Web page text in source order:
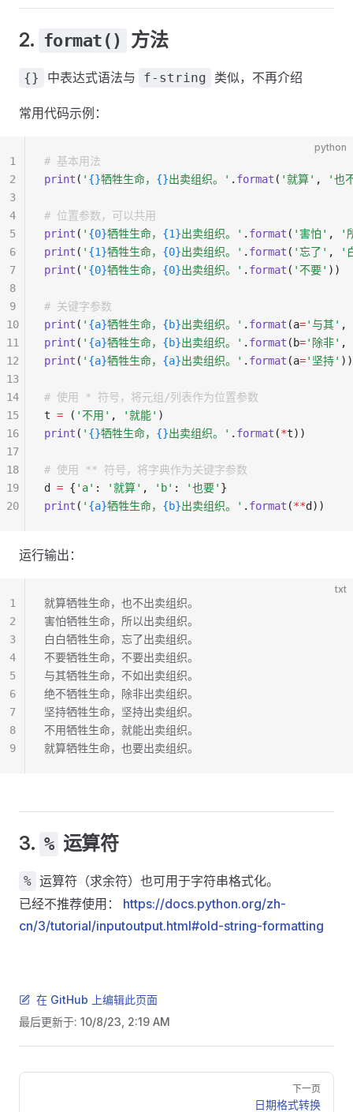
2. format() 方法
{} 中表达式语法与 f-string 类似，不再介绍
常用代码示例：
python
# 基本用法
print ( ' {}牺牲生命， {}出卖组织。' . format ( '就算' , '也
# 位置参数，可以共用
print ( ' {0}牺牲生命， {1}出卖组织。' . format ( '害怕' ,
'
print ( ' {1}牺牲生命， {0}出卖组织。' . format ( '忘了' ,
'
print ( ' {0}牺牲生命， {0}出卖组织。' . format ( '不要' ))
# 关键字参数
print ( ' {a}牺牲生命， {b}出卖组织。' . format (a='与其' ,
print ( ' {a}牺牲生命， {b}出卖组织。' . format (b='除非' ,
print ( ' {a}牺牲生命， {a}出卖组织。' . format (a='坚持' ))
# 使用 * 符号，将元组/列表作为位置参数
t = ( '不用' , '就能' )
print ( ' {}牺牲生命， {}出卖组织。' . format (*t))
# 使用 ** 符号，将字典作为关键字参数
d = { 'a' : '就算' , 'b' : '也要' }
print ( ' {a}牺牲生命， {b}出卖组织。' . format (**d))
1
2
3
4
5
6
7
8
9
10
11
12
13
14
15
16
17
18
19
20
运行输出：
txt
就算牺牲生命，也不出卖组织。
害怕牺牲生命，所以出卖组织。
白白牺牲生命，忘了出卖组织。
不要牺牲生命，不要出卖组织。
与其牺牲生命，不如出卖组织。
绝不牺牲生命，除非出卖组织。
坚持牺牲生命，坚持出卖组织。
不用牺牲生命，就能出卖组织。
就算牺牲生命，也要出卖组织。
1
2
3
4
5
6
7
8
9
3. % 运算符
% 运算符（求余符）也可用于字符串格式化。
已经不推荐使用： https://docs.python.org/zh-
cn/3/tutorial/inputoutput.html#old-string-formatting
在 GitHub 上编辑此页面
最后更新于: 10/8/23, 2:19 AM
Pager
下一页
日期格式转换